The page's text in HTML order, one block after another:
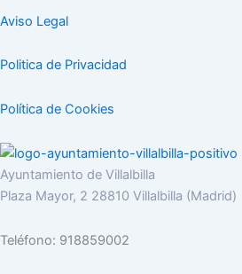
Aviso Legal
Politica de Privacidad
Política de Cookies
Ayuntamiento de Villalbilla
Plaza Mayor, 2 28810 Villalbilla (Madrid)
Teléfono: 918859002